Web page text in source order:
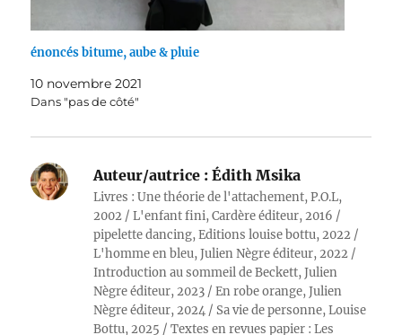
énoncés bitume, aube & pluie
10 novembre 2021
Dans "pas de côté"
Auteur/autrice : Édith Msika
Livres : Une théorie de l'attachement, P.O.L,
2002 / L'enfant fini, Cardère éditeur, 2016 /
pipelette dancing, Editions louise bottu, 2022 /
L'homme en bleu, Julien Nègre éditeur, 2022 /
Introduction au sommeil de Beckett, Julien
Nègre éditeur, 2023 / En robe orange, Julien
Nègre éditeur, 2024 / Sa vie de personne, Louise
Bottu, 2025 / Textes en revues papier : Les